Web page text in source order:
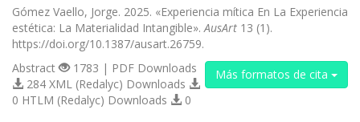
Gómez Vaello, Jorge. 2025. «Experiencia mítica En La Experiencia
estética: La Materialidad Intangible».AusArt 13 (1).
https://doi.org/10.1387/ausart.26759.
Más formatos de cita
Abstract
1783 | PDF Downloads
284 XML (Redalyc) Downloads
0 HTLM (Redalyc) Downloads
0